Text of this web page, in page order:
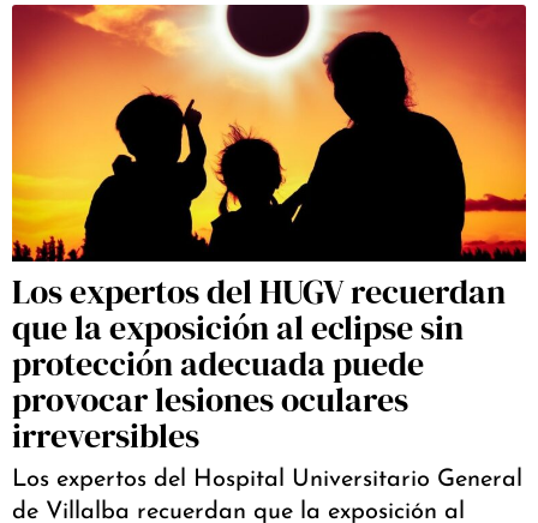
Los expertos del HUGV recuerdan
que la exposición al eclipse sin
protección adecuada puede
provocar lesiones oculares
irreversibles
Los expertos del Hospital Universitario General
de Villalba recuerdan que la exposición al